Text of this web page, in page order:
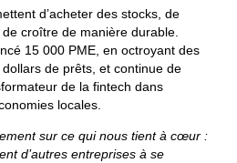
d’acheter des stocks, de
croître de manière durable.
15 000 PME, en octroyant des
de prêts, et continue de
de la fintech dans
locales.
sur ce qui nous tient à cœur :
d’autres entreprises à se